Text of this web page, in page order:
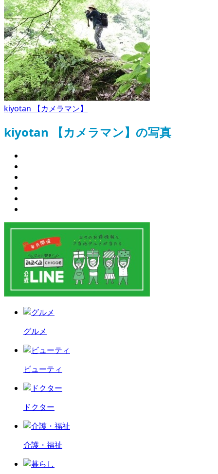
kiyotan 【カメラマン】
kiyotan 【カメラマン】の写真
グルメ
ビューティ
ドクター
介護・福祉